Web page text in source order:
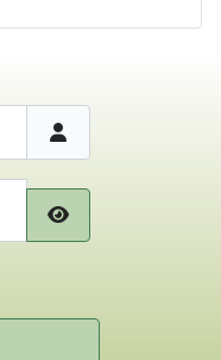
Mostrar senha